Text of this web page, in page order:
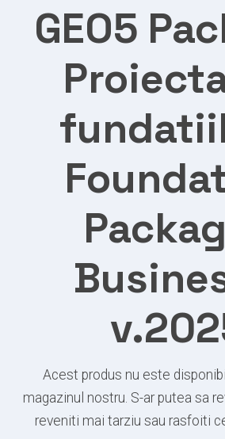
GEO5
Acest produs nu este
magazinul nostru. S-ar putea sa
reveniti mai tarziu sau rasfoiti